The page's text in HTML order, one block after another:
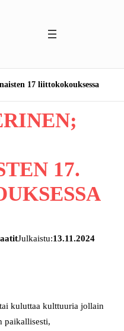
17 liittokokouksessa
17.
Julkaistu:13.11.2024
kuluttaa kulttuuria jollain
paikallisesti,